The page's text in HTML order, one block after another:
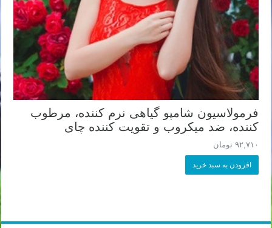
فرمولاسیون شامپو گیاهی نرم کننده، مرطوب
کننده، ضد میکروب و تقویت کننده چای
۹۲,۷۱۰ تومان
افزودن به سبد خرید